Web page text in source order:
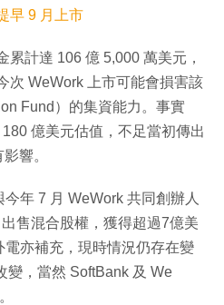
早 9 月上市
累計達 106 億 5,000 萬美元，
次 WeWork 上市可能會損害該
Fund）的集資能力。事實
億美元估值，不足當初傳出
響。
年 7 月 WeWork 共同創辦人
售混合股權，獲得超過7億美
亦補充，現時情況仍存在變
變，當然 SoftBank 及 We